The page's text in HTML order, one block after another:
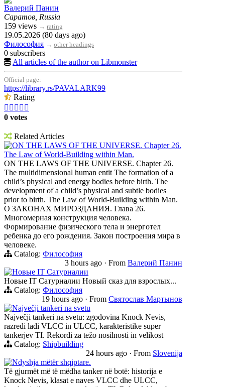
Валерий Панин
Саратов, Russia
159 views → rating
19.05.2026 (80 days ago)
Философия → other headings
0 subscribers
All articles of the author on Libmonster
Official page:
https://library.rs/PAVALARK99
Rating
    
0 votes
Related Articles
ON THE LAWS OF THE UNIVERSE. Chapter 26.
The Law of World-Building within Man.
ON THE LAWS OF THE UNIVERSE. Chapter 26.
The multidimensional human entit The formation of a
child’s physical and energy bodies before birth. The
development of a child’s physical and subtle bodies
prior to birth. The Law of World-Building within Man.
О ЗАКОНАХ МИРОЗДАНИЯ. Глава 26.
Многомерная конструкция человека.
Формирование физического тела и энерготел
ребенка до его рождения. Закон построения мира в
человеке.
Catalog: Философия
3 hours ago · From Валерий Панин
Новые IT Сатурналии
Новые IT Сатурналии Новый сказ для взрослых...
Catalog: Философия
19 hours ago · From Святослав Мартынов
Največji tankeri na svetu
Največji tankeri na svetu: zgodovina Knock Nevis,
razredi ladi VLCC in ULCC, karakteristike super
tankerjev TI. Rekordi za težo nosilnosti in velikost
Catalog: Shipbuilding
24 hours ago · From Slovenija
Ndyshja mëtër shqiptare.
Të gjurmët më të mëdha tanker në botë: historija e
Knock Nevis, klasat e naves VLCC dhe ULCC,